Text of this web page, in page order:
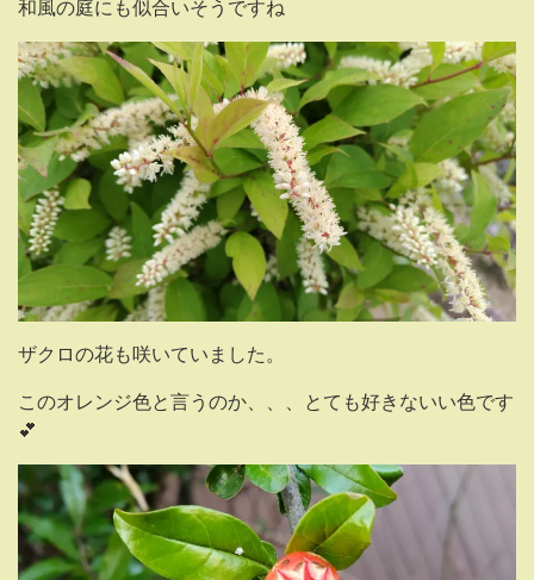
和風の庭にも似合いそうですね
ザクロの花も咲いていました。
このオレンジ色と言うのか、、、とても好きないい色です
💕